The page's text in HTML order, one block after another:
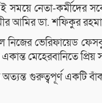
নেতা-কর্মীদের
আমির ডা. শফিকুর
নিজের ভেরিফায়েড
মেহেরবানিতে
গুরুত্বপূর্ণ একটি